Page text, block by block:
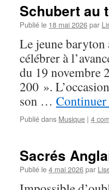
Schubert au
Publié le 18 mai 2026par
Le jeune baryton
célébrer à
du 19 novembre
200 ».
son …
Publié dans Musique | 4
Sacrés
Publié le4 mai 2026par